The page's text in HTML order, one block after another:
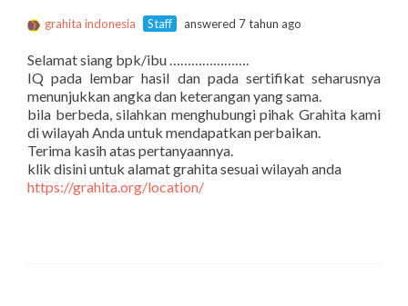
grahita indonesia Staff answered 7 tahun ago
Selamat siang bpk/ibu ………………….
IQ pada lembar hasil dan pada sertifikat seharusnya
menunjukkan angka dan keterangan yang sama.
bila berbeda, silahkan menghubungi pihak Grahita kami
di wilayah Anda untuk mendapatkan perbaikan.
Terima kasih atas pertanyaannya.
klik disini untuk alamat grahita sesuai wilayah anda
https://grahita.org/location/